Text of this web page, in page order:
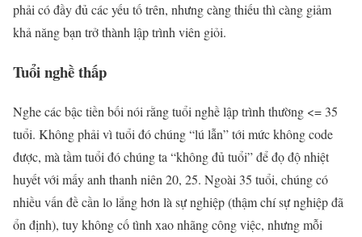
phải có đầy đủ các yếu tố trên, nhưng càng thiếu thì càng giảm
khả năng bạn trở thành lập trình viên giỏi.
Tuổi nghề thấp
Nghe các bậc tiền bối nói rằng tuổi nghề lập trình thường <= 35
tuổi. Không phải vì tuổi đó chúng “lú lẫn” tới mức không code
được, mà tầm tuổi đó chúng ta “không đủ tuổi” để đọ độ nhiệt
huyết với mấy anh thanh niên 20, 25. Ngoài 35 tuổi, chúng có
nhiều vấn đề cần lo lắng hơn là sự nghiệp (thậm chí sự nghiệp đã
ổn định), tuy không cố tình xao nhãng công việc, nhưng mỗi